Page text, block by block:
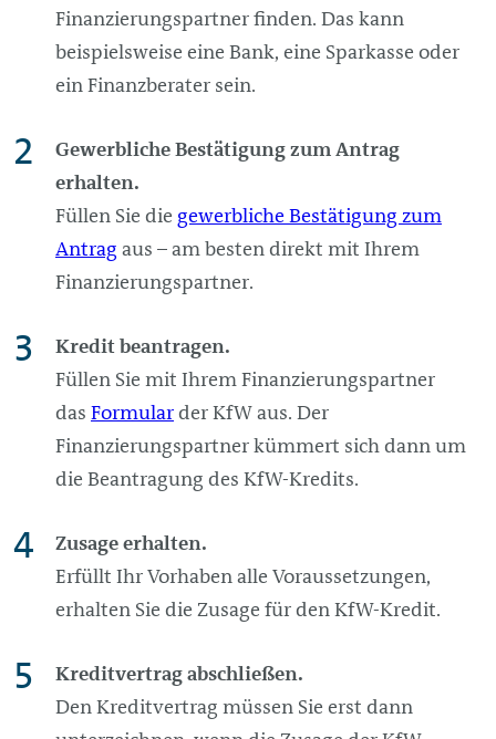
Finanzierungspartner finden. Das kann
beispielsweise eine Bank, eine Sparkasse oder
ein Finanzberater sein.
Gewerbliche Bestätigung zum Antrag
erhalten.
Füllen Sie die gewerbliche Bestätigung zum
Antrag aus – am besten direkt mit Ihrem
Finanzierungs­partner.
Kredit beantragen.
Füllen Sie mit Ihrem Finanzierungspartner
das Formularder KfW aus. Der
Finanzierungspartner kümmert sich dann um
die Beantragung des KfW-Kredits.
Zusage erhalten.
Erfüllt Ihr Vorhaben alle Voraussetzungen,
erhalten Sie die Zusage für den KfW-Kredit.
Kreditvertrag abschließen.
Den Kreditvertrag müssen Sie erst dann